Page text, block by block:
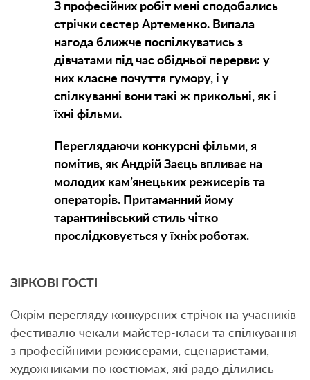
З професійних робіт мені сподобались
стрічки сестер Артеменко. Випала
нагода ближче поспілкуватись з
дівчатами під час обідньої перерви: у
них класне почуття гумору, і у
спілкуванні вони такі ж прикольні, як і
їхні фільми.
Переглядаючи конкурсні фільми, я
помітив, як Андрій Заєць впливає на
молодих кам’янецьких режисерів та
операторів. Притаманний йому
тарантинівський стиль чітко
прослідковується у їхніх роботах.
ЗІРКОВІ ГОСТІ
Окрім перегляду конкурсних стрічок на учасників
фестивалю чекали майстер-класи та спілкування
з професійними режисерами, сценаристами,
художниками по костюмах, які радо ділились